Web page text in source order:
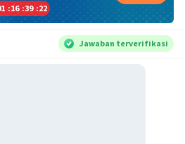
:16 :39 :21
Jawaban terverifikasi